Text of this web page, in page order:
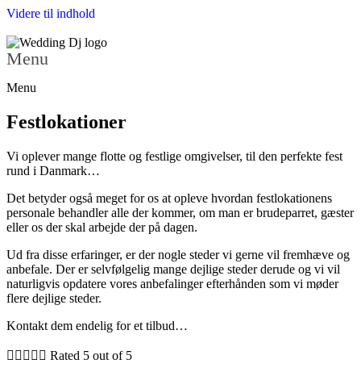
Videre til indhold
Menu
Menu
Festlokationer
Vi oplever mange flotte og festlige omgivelser, til den perfekte fest
rund i Danmark…
Det betyder også meget for os at opleve hvordan festlokationens
personale behandler alle der kommer, om man er brudeparret, gæster
eller os der skal arbejde der på dagen.
Ud fra disse erfaringer, er der nogle steder vi gerne vil fremhæve og
anbefale. Der er selvfølgelig mange dejlige steder derude og vi vil
naturligvis opdatere vores anbefalinger efterhånden som vi møder
flere dejlige steder.
Kontakt dem endelig for et tilbud…
     Rated 5 out of 5